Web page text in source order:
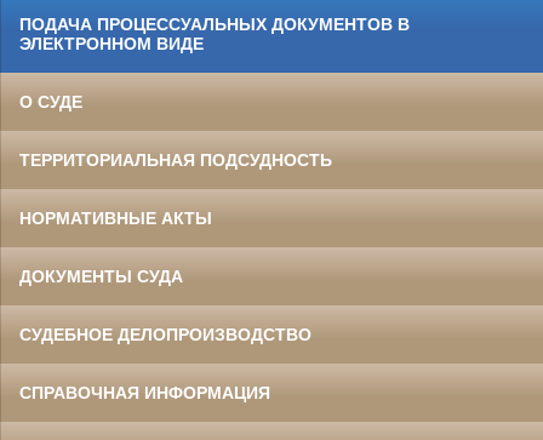
ПОДАЧА ПРОЦЕССУАЛЬНЫХ ДОКУМЕНТОВ В
ЭЛЕКТРОННОМ ВИДЕ
О СУДЕ
ТЕРРИТОРИАЛЬНАЯ ПОДСУДНОСТЬ
НОРМАТИВНЫЕ АКТЫ
ДОКУМЕНТЫ СУДА
СУДЕБНОЕ ДЕЛОПРОИЗВОДСТВО
СПРАВОЧНАЯ ИНФОРМАЦИЯ